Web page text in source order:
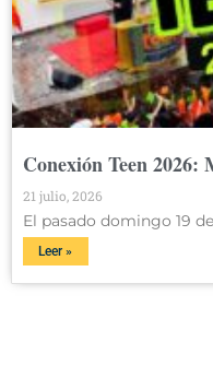
Conexión Teen
21 julio, 2026
El pasado domingo 19
Leer »